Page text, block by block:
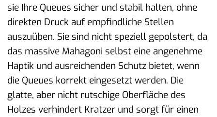
sie Ihre Queues sicher und stabil halten, ohne
direkten Druck auf empfindliche Stellen
auszuüben. Sie sind nicht speziell gepolstert, da
das massive Mahagoni selbst eine angenehme
Haptik und ausreichenden Schutz bietet, wenn
die Queues korrekt eingesetzt werden. Die
glatte, aber nicht rutschige Oberfläche des
Holzes verhindert Kratzer und sorgt für einen